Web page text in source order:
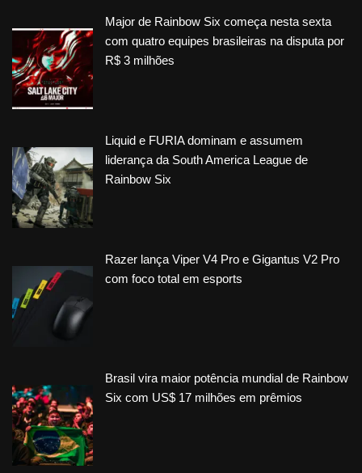
Major de Rainbow Six começa nesta sexta
com quatro equipes brasileiras na disputa por
R$ 3 milhões
Liquid e FURIA dominam e assumem
liderança da South America League de
Rainbow Six
Razer lança Viper V4 Pro e Gigantus V2 Pro
com foco total em esports
Brasil vira maior potência mundial de Rainbow
Six com US$ 17 milhões em prêmios